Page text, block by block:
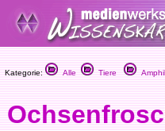
Kategorie: Alle Tiere